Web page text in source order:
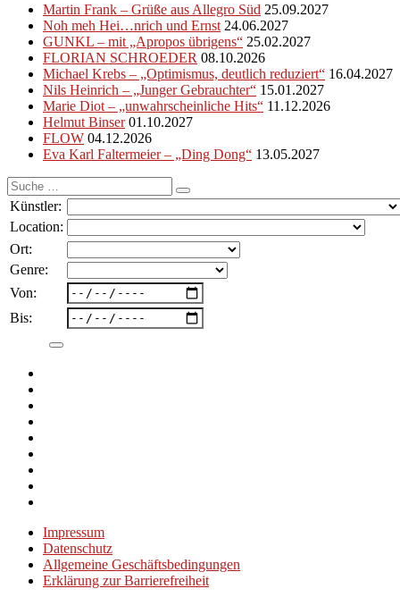
Martin Frank – Grüße aus Allegro Süd 25.09.2027
Noh meh Hei…nrich und Ernst 24.06.2027
GUNKL – mit „Apropos übrigens“ 25.02.2027
FLORIAN SCHROEDER 08.10.2026
Michael Krebs – „Optimismus, deutlich reduziert“ 16.04.2027
Nils Heinrich – „Junger Gebrauchter“ 15.01.2027
Marie Diot – „unwahrscheinliche Hits“ 11.12.2026
Helmut Binser 01.10.2027
FLOW 04.12.2026
Eva Karl Faltermeier – „Ding Dong“ 13.05.2027
Suche
nach:
Künstler:
Location:
Ort:
Genre:
Von:
Bis:
Impressum
Datenschutz
Allgemeine Geschäftsbedingungen
Erklärung zur Barrierefreiheit